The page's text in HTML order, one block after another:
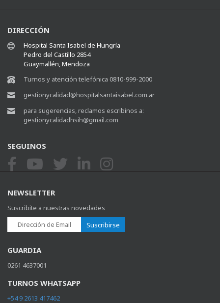
DIRECCIÓN
Hospital Santa Isabel de Hungría
Pedro del Castillo 2854
Guaymallén, Mendoza
Turnos y atención telefónica 0810-999-2000
gestionycalidad@hospitalsantaisabel.com.ar
para sugerencias, reclamos escribinos a:
gestionycalidadhsih@gmail.com
SEGUINOS
NEWSLETTER
Suscribite a nuestras novedades
Suscribirse
GUARDIA
0261 4637001
TURNOS WHATSAPP
+54 9 2613 417462